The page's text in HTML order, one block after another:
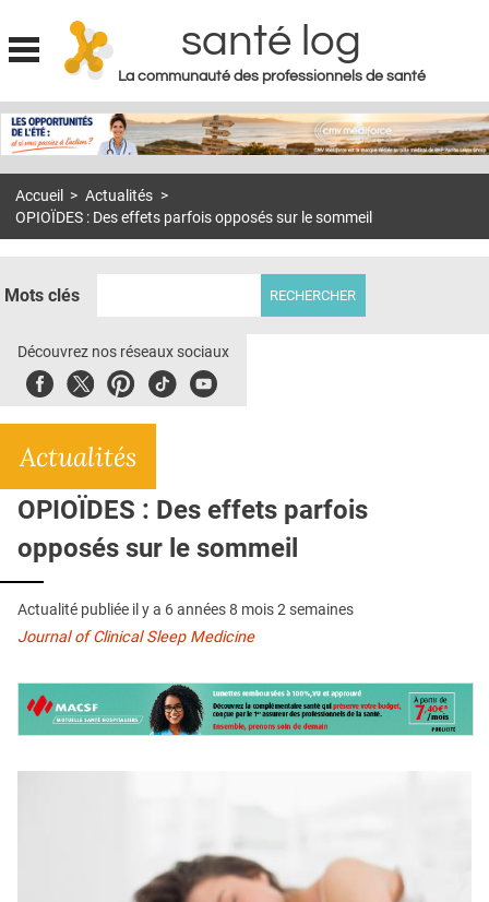
Jump to navigation
santé log
La communauté des professionnels de santé
MON COMPTE
S'ABONNER À LA REVUE SOIN À DOMICILE
DOSSIERS
E-REVUE SAD
L'APP
QUI SOMMES-NOUS ?
PUBLICITÉ
CONDITIONS GÉNÉRALES
CONTACT
Accueil > Actualités >
OPIOÏDES : Des effets parfois opposés sur le sommeil
Mots clés
Découvrez nos réseaux sociaux
FacebookTwitterPinterest
TiktokYoubute
Actualités
OPIOÏDES : Des effets parfois
opposés sur le sommeil
Actualité publiée il y a 6 années 8 mois 2 semaines
Journal of Clinical Sleep Medicine